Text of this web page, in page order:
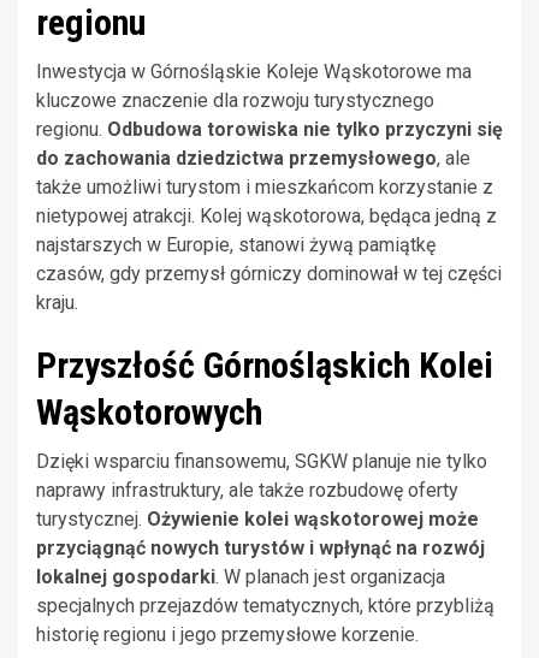
regionu
Inwestycja w Górnośląskie Koleje Wąskotorowe ma
kluczowe znaczenie dla rozwoju turystycznego
regionu. Odbudowa torowiska nie tylko przyczyni się
do zachowania dziedzictwa przemysłowego, ale
także umożliwi turystom i mieszkańcom korzystanie z
nietypowej atrakcji. Kolej wąskotorowa, będąca jedną z
najstarszych w Europie, stanowi żywą pamiątkę
czasów, gdy przemysł górniczy dominował w tej części
kraju.
Przyszłość Górnośląskich Kolei
Wąskotorowych
Dzięki wsparciu finansowemu, SGKW planuje nie tylko
naprawy infrastruktury, ale także rozbudowę oferty
turystycznej. Ożywienie kolei wąskotorowej może
przyciągnąć nowych turystów i wpłynąć na rozwój
lokalnej gospodarki. W planach jest organizacja
specjalnych przejazdów tematycznych, które przybliżą
historię regionu i jego przemysłowe korzenie.